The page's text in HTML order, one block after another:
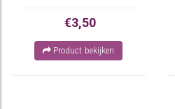
€3,50
Product bekijken